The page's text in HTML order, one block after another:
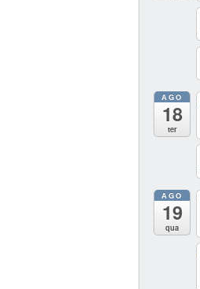
AGO
18
ter
AGO
19
qua